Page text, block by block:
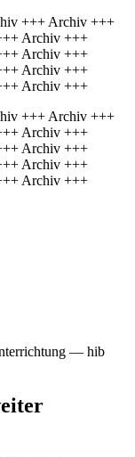
+++ Archiv +++
Archiv +++
Archiv +++
Archiv +++
Archiv +++
+++ Archiv +++
Archiv +++
Archiv +++
Archiv +++
Archiv +++
— hib